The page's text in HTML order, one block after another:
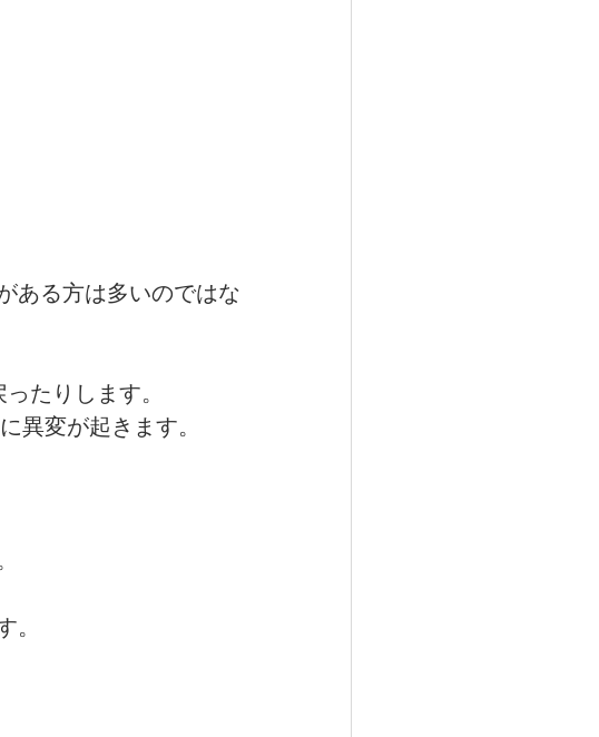
ある方は多いのではな
たりします。
異変が起きます。
。